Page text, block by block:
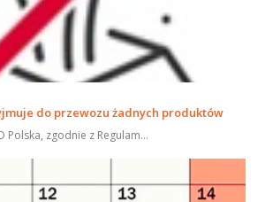
do przewozu żadnych produktów
Polska, zgodnie z Regulam...